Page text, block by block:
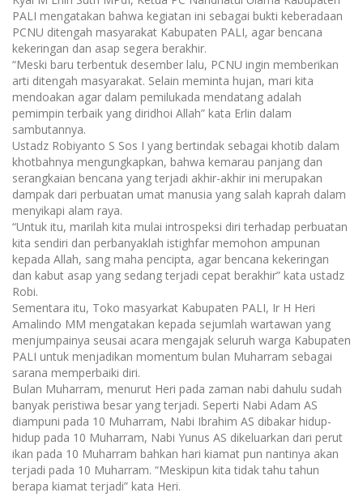
PALI‎ mengatakan bahwa kegiatan ini sebagai bukti keberadaan
PCNU ditengah masyarakat Kabupaten PALI, agar bencana
kekeringan dan asap segera berakhir.
“Meski baru terbentuk desember lalu, PCNU ingin memberikan
arti ditengah masyarakat. Selain meminta hujan, mari kita
mendoakan agar dalam pemilukada mendatang adalah
pemimpin terbaik yang diridhoi Allah” kata Erlin dalam
sambutannya.
Ustadz Robiyanto S Sos I yang bertindak sebagai khotib dalam
khotbahnya mengungkapkan, bahwa kemarau panjang dan
serangkaian bencana yang terjadi akhir-akhir ini merupakan
dampak dari perbuatan umat manusia yang salah kaprah dalam
menyikapi alam raya.
“Untuk itu, marilah kita mulai introspeksi diri terhadap perbuatan
kita sendiri dan perbanyaklah istighfar memohon ampunan
kepada Allah, sang maha pencipta, agar bencana kekeringan
dan kabut asap yang sedang terjadi cepat berakhir” kata ustadz
Robi.
‎Sementara itu, Toko masyarkat Kabupaten PALI, Ir H Heri
Amalindo MM mengatakan kepada sejumlah wartawan yang
menjumpainya seusai acara mengajak seluruh warga Kabupaten
PALI untuk menjadikan momentum bulan Muharram sebagai
sarana memperbaiki diri.
Bulan Muharram, menurut Heri pada zaman nabi dahulu sudah
banyak peristiwa besar yang terjadi. Seperti Nabi Adam AS
diampuni pada 10 Muharram, Nabi Ibrahim AS dibakar hidup-
hidup pada 10 Muharram, Nabi Yunus AS dikeluarkan dari perut
ikan pada 10 Muharram bahkan hari kiamat pun nantinya akan
terjadi pada 10 Muharram. “Meskipun kita tidak tahu tahun
berapa kiamat terjadi” kata Heri.